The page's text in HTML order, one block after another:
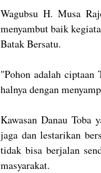
Wagubsu H. Musa
menyambut baik
Batak Bersatu.
"Pohon adalah ciptaan
halnya dengan
Kawasan Danau
jaga dan lestarikan
tidak bisa berjalan
masyarakat.